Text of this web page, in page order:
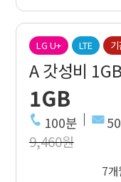
LG U+ LTE
A 갓성비
1GB
100분
9,460원
7